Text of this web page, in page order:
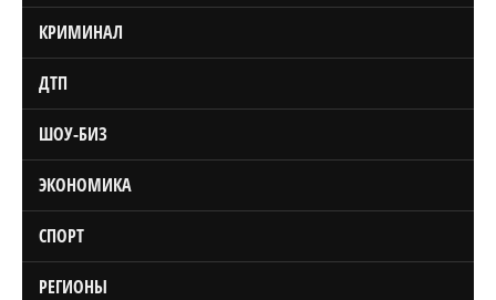
КРИМИНАЛ
ДТП
ШОУ-БИЗ
ЭКОНОМИКА
СПОРТ
РЕГИОНЫ